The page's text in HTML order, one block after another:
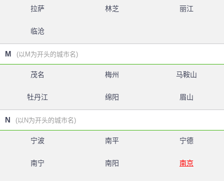
拉萨 林芝 丽江
临沧
M (以M为开头的城市名)
茂名 梅州 马鞍山
牡丹江 绵阳 眉山
N (以N为开头的城市名)
宁波 南平 宁德
南宁 南阳 南京